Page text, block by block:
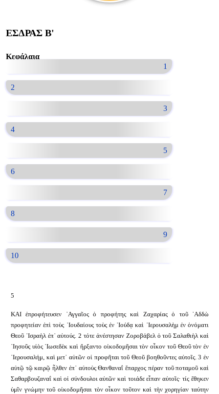
ΕΣΔΡΑΣ Β'
Κεφάλαια
1
2
3
4
5
6
7
8
9
10
5
ΚΑΙ ἐπροφήτευσεν ᾿Αγγαῖος ὁ προφήτης καὶ Ζαχαρίας ὁ τοῦ ᾿Αδδὼ
προφητείαν ἐπὶ τοὺς ᾿Ιουδαίους τοὺς ἐν ᾿Ιούδᾳ καὶ ῾Ιερουσαλὴμ ἐν ὀνόματι
Θεοῦ ᾿Ισραὴλ ἐπ᾿ αὐτούς. 2 τότε ἀνέστησαν Ζοροβάβελ ὁ τοῦ Σαλαθιὴλ καὶ
᾿Ιησοῦς υἱὸς ᾿Ιωσεδὲκ καὶ ἤρξαντο οἰκοδομῆσαι τὸν οἶκον τοῦ Θεοῦ τὸν ἐν
῾Ιερουσαλήμ, καὶ μετ᾿ αὐτῶν οἱ προφῆται τοῦ Θεοῦ βοηθοῦντες αὐτοῖς. 3 ἐν
αὐτῷ τῷ καιρῷ ἦλθεν ἐπ᾿ αὐτοὺς Θανθαναΐ ἔπαρχος πέραν τοῦ ποταμοῦ καὶ
Σαθαρβουζαναΐ καὶ οἱ σύνδουλοι αὐτῶν καὶ τοιάδε εἶπαν αὐτοῖς· τίς ἔθηκεν
ὑμῖν γνώμην τοῦ οἰκοδομῆσαι τὸν οἶκον τοῦτον καὶ τὴν χορηγίαν ταύτην